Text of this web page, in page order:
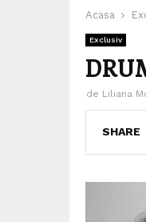
Acasa
Exclusiv
de Liliana
SHARE